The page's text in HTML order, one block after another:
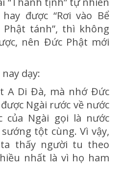
được “Rơi vào Bể
tánh”, thì không
nên Đức Phật mới
dạy:
A Di Đà, mà nhớ Đức
Ngài rước về nước
của Ngài gọi là nước
sướng tột cùng. Vì vậy,
thấy người tu theo
nhất là vì họ ham